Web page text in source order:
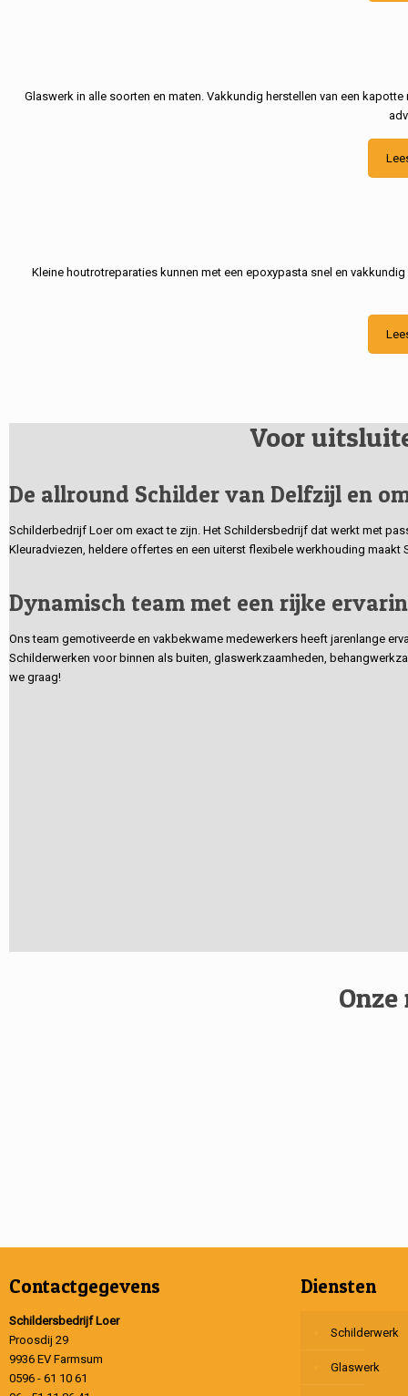
Glaswerk in alle soorten en maten. Vakkundig herstellen van een
Kleine houtrotreparaties kunnen met een epoxypasta snel en
Voor
De allround Schilder van Delfzijl en
Schilderbedrijf Loer om exact te zijn. Het Schildersbedrijf dat werkt met
Kleuradviezen, heldere offertes en een uiterst flexibele werkhouding
Dynamisch team met een rijke
Ons team gemotiveerde en vakbekwame medewerkers heeft jarenlange
Schilderwerken voor binnen als buiten, glaswerkzaamheden,
we graag!
Contactgegevens
Schildersbedrijf Loer
Proosdij 29
9936 EV Farmsum
0596 - 61 10 61
Diensten
Schilderwerk
Glaswerk